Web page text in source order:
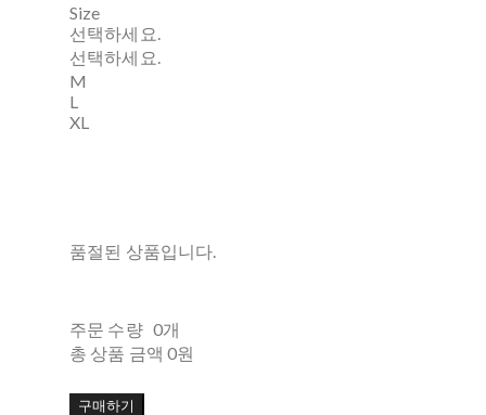
Size
선택하세요.
선택하세요.
M
L
XL
품절된 상품입니다.
주문 수량 0개
총 상품 금액 0원
구매하기